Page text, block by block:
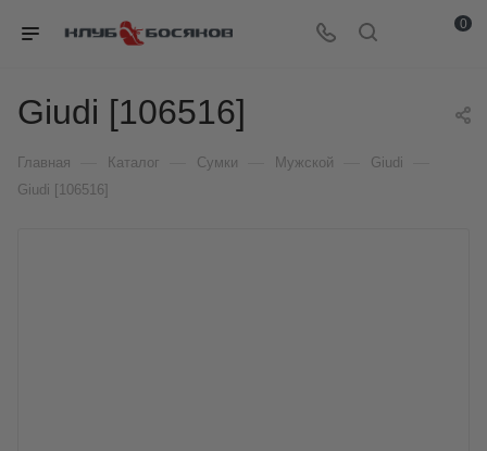
0
Giudi [106516]
Главная Каталог Сумки Мужской Giudi
Giudi [106516]